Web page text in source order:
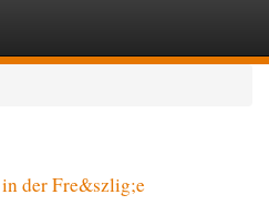
der Fre&szlig;e